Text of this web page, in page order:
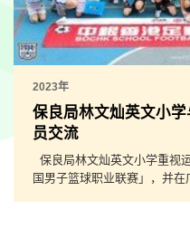
2023年
保良局林文灿英文小
员交流
保良局林文灿英文小学重视
国男子篮球职业联赛」，并